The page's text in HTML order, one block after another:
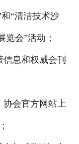
“清洁技术沙
览会”活动；
息和权威会刊
协会官方网站上